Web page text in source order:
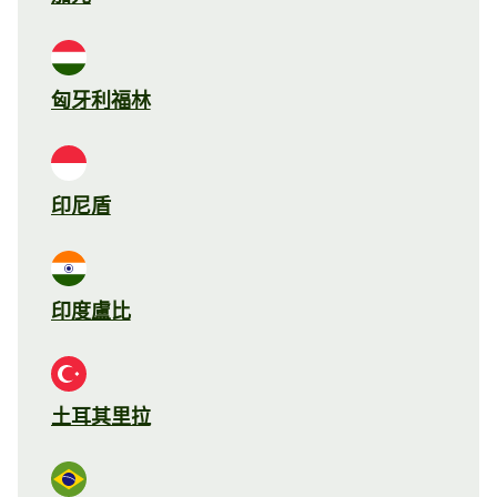
匈牙利福林
印尼盾
印度盧比
土耳其里拉